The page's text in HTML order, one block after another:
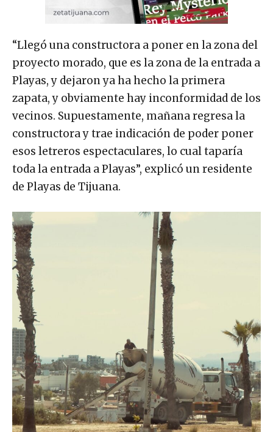
“Llegó una constructora a poner en la zona del
proyecto morado, que es la zona de la entrada a
Playas, y dejaron ya ha hecho la primera
zapata, y obviamente hay inconformidad de los
vecinos. Supuestamente, mañana regresa la
constructora y trae indicación de poder poner
esos letreros espectaculares, lo cual taparía
toda la entrada a Playas”, explicó un residente
de Playas de Tijuana.